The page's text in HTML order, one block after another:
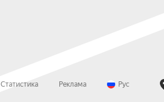
Статистика Реклама Рус